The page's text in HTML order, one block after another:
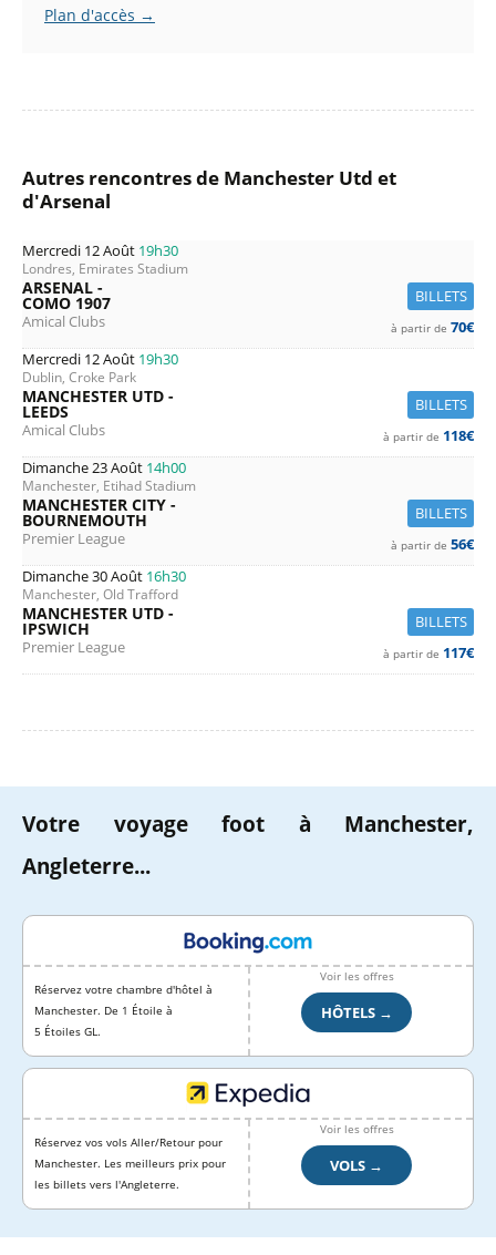
Plan d'accès →
Autres rencontres de Manchester Utd et
d'Arsenal
Mercredi 12 Août 19h30
Londres, Emirates Stadium
BILLETS
ARSENAL -
COMO 1907
Amical Clubs à partir de 70€
Mercredi 12 Août 19h30
Dublin, Croke Park
BILLETS
MANCHESTER UTD -
LEEDS
Amical Clubs à partir de 118€
Dimanche 23 Août 14h00
Manchester, Etihad Stadium
BILLETS
MANCHESTER CITY -
BOURNEMOUTH
Premier League à partir de 56€
Dimanche 30 Août 16h30
Manchester, Old Trafford
BILLETS
MANCHESTER UTD -
IPSWICH
Premier League à partir de 117€
Votre voyage foot à Manchester,
Angleterre...
Réservez votre chambre d'hôtel à
Manchester. De 1 Étoile à
5 Étoiles GL.
Voir les offres
HÔTELS →
Réservez vos vols Aller/Retour pour
Manchester. Les meilleurs prix pour
les billets vers l'Angleterre.
Voir les offres
VOLS →